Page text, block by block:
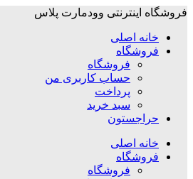
فروشگاه اینترنتی وودمارت پلاس
خانه اصلی
فروشگاه
فروشگاه
حساب کاربری من
پرداخت
سبد خرید
حراجستون
خانه اصلی
فروشگاه
فروشگاه